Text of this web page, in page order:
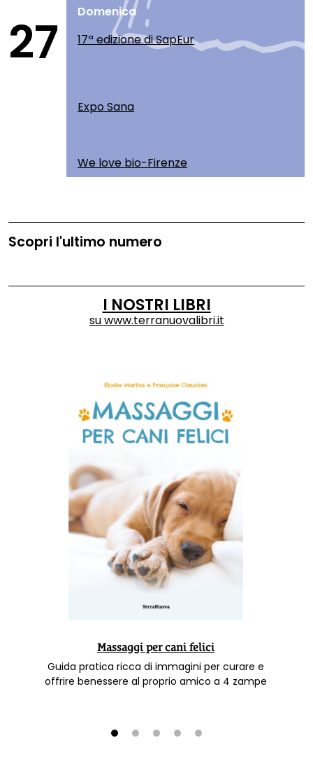
27
Domenica
17ª edizione di SapEur
Expo Sana
We love bio-Firenze
Scopri l'ultimo numero
I NOSTRI LIBRI
suwww.terranuovalibri.it
Massaggi per cani felici
Guida pratica ricca di immagini per curare e
offrire benessere al proprio amico a 4 zampe